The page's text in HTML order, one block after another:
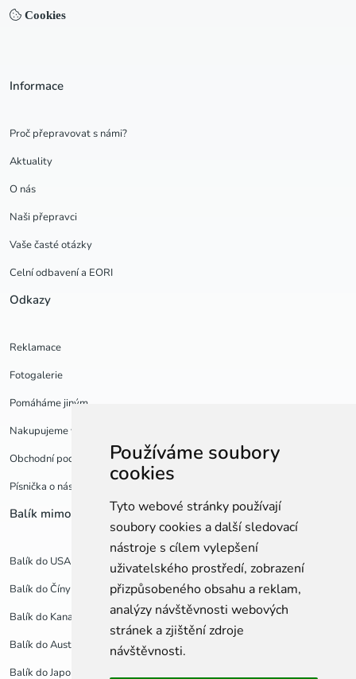
Používáme soubory
cookies
Tyto webové stránky používají
soubory cookies a další sledovací
nástroje s cílem vylepšení
uživatelského prostředí, zobrazení
přizpůsobeného obsahu a reklam,
analýzy návštěvnosti webových
stránek a zjištění zdroje
návštěvnosti.
Cookies
Informace
Proč přepravovat s námi?
Aktuality
O nás
Naši přepravci
Vaše časté otázky
Celní odbavení a EORI
Odkazy
Reklamace
Fotogalerie
Pomáháme jiným
Nakupujeme v USA
Obchodní podmínky a GDPR
Písnička o nás
Balík mimo EU
Balík do USA
Balík do Číny
Balík do Kanady
Balík do Austrálie
Balík do Japonska
Balíky po Evropě
Balík do Anglie
Balík do Polska
Balík do Francie
Balík do Německa